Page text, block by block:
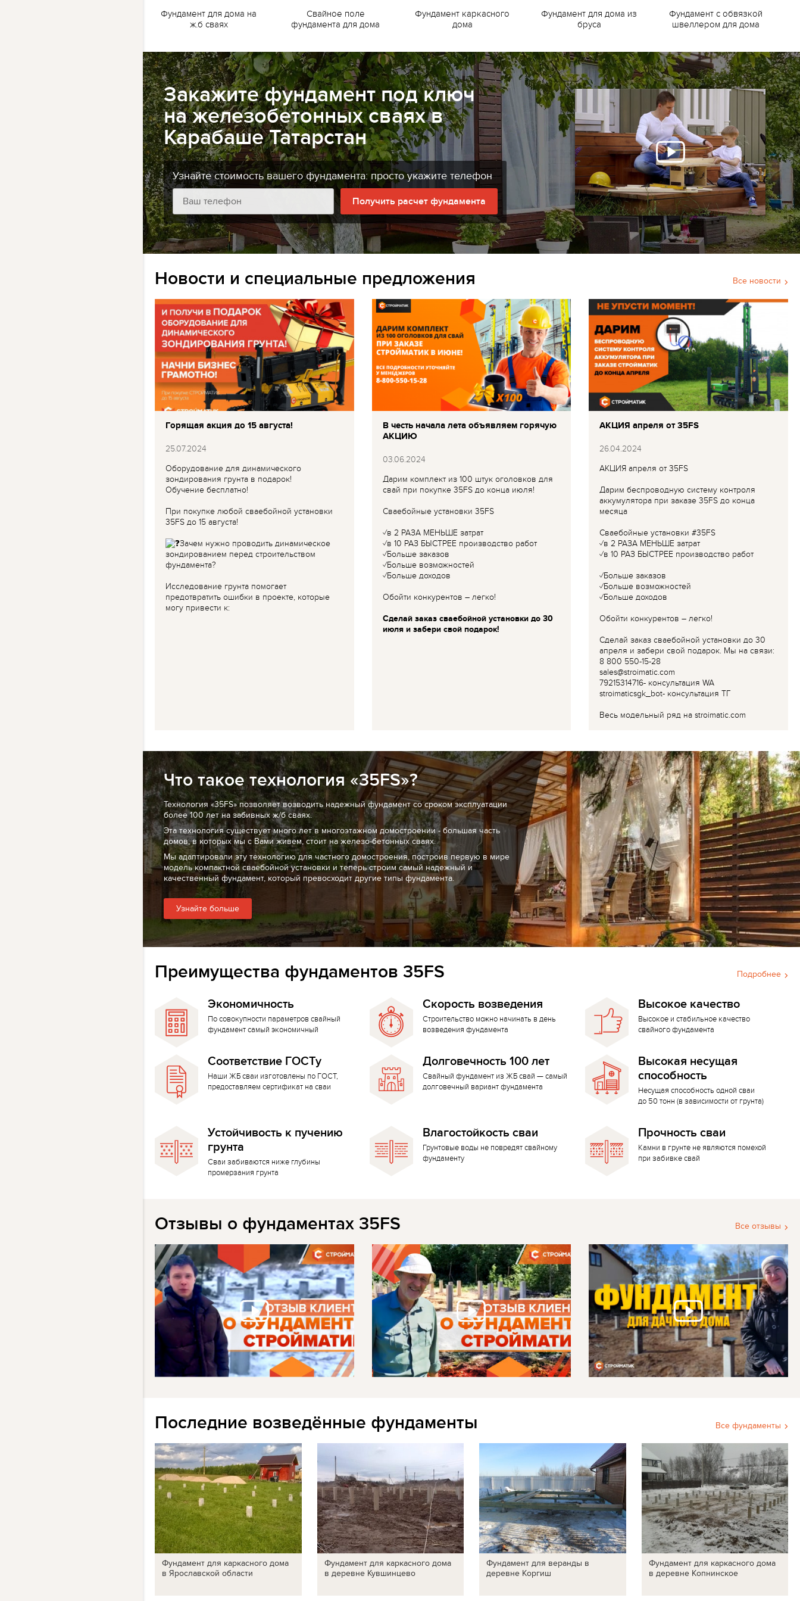
Фундамент для дома на
ж.б сваях
Свайное поле
фундамента для дома
Фундамент каркасного
дома
Фундамент для дома из
бруса
Фундамент с обвязкой
швеллером для дома
Закажите фундамент под ключ
на железобетонных сваях в
Карабаше Татарстан
Узнайте стоимость вашего фундамента: просто укажите телефон
Получить расчет фундамента
Все новости
Новости и специальные предложения
Горящая акция до 15 августа!
25.07.2024
Оборудование для динамического
зондирования грунта в подарок!
Обучение бесплатно!
При покупке любой сваебойной установки
35FS до 15 августа!
Зачем нужно проводить динамическое
зондированием перед строительством
фундамента?
Исследование грунта помогает
предотвратить ошибки в проекте, которые
могу привести к:
В честь начала лета объявляем горячую
АКЦИЮ
03.06.2024
Дарим комплект из 100 штук оголовков для
свай при покупке 35FS до конца июля!
Сваебойные установки 35FS
✓в 2 РАЗА МЕНЬШЕ затрат
✓в 10 РАЗ БЫСТРЕЕ производство работ
✓Больше заказов
✓Больше возможностей
✓Больше доходов
Обойти конкурентов – легко!
Сделай заказ сваебойной установки до 30
июля и забери свой подарок!
АКЦИЯ апреля от 35FS
26.04.2024
АКЦИЯ апреля от 35FS
Дарим беспроводную систему контроля
аккумулятора при заказе 35FS до конца
месяца
Сваебойные установки #35FS
✓в 2 РАЗА МЕНЬШЕ затрат
✓в 10 РАЗ БЫСТРЕЕ производство работ
✓Больше заказов
✓Больше возможностей
✓Больше доходов
Обойти конкурентов – легко!
Сделай заказ сваебойной установки до 30
апреля и забери свой подарок. Мы на связи:
8 800 550-15-28
sales@stroimatic.com
79215314716- консультация WA
stroimaticsgk_bot- консультация ТГ
Весь модельный ряд на stroimatic.com
Что такое технология «35FS»?
Технология «35FS» позволяет возводить надежный фундамент со сроком эксплуатации
более 100 лет на забивных ж/б сваях.
Эта технология существует много лет в многоэтажном домостроении - большая часть
домов, в которых мы с Вами живем, стоит на железо-бетонных сваях.
Мы адаптировали эту технологию для частного домостроения, построив первую в мире
модель компактной сваебойной установки и теперь строим самый надежный и
качественный фундамент, который превосходит другие типы фундамента.
Узнайте больше
Подробнее
Преимущества фундаментов 35FS
Экономичность
По совокупности параметров свайный
фундамент самый экономичный
Скорость возведения
Строительство можно начинать в день
возведения фундамента
Высокое качество
Высокое и стабильное качество
свайного фундамента
Соответствие ГОСТу
Наши ЖБ сваи изготовлены по ГОСТ,
предоставляем сертификат на сваи
Долговечность 100 лет
Свайный фундамент из ЖБ свай — самый
долговечный вариант фундамента
Высокая несущая
способность
Несущая способность одной сваи
до 50 тонн (в зависимости от грунта)
Устойчивость к пучению
грунта
Сваи забиваются ниже глубины
промерзания грунта
Влагостойкость сваи
Грунтовые воды не повредят свайному
фундаменту
Прочность сваи
Камни в грунте не являются помехой
при забивке свай
Все отзывы
Отзывы о фундаментах 35FS
Все фундаменты
Последние возведённые фундаменты
Фундамент для каркасного дома
в Ярославской области
Фундамент для каркасного дома
в деревне Кувшинцево
Фундамент для веранды в
деревне Коргиш
Фундамент для каркасного дома
в деревне Копнинское